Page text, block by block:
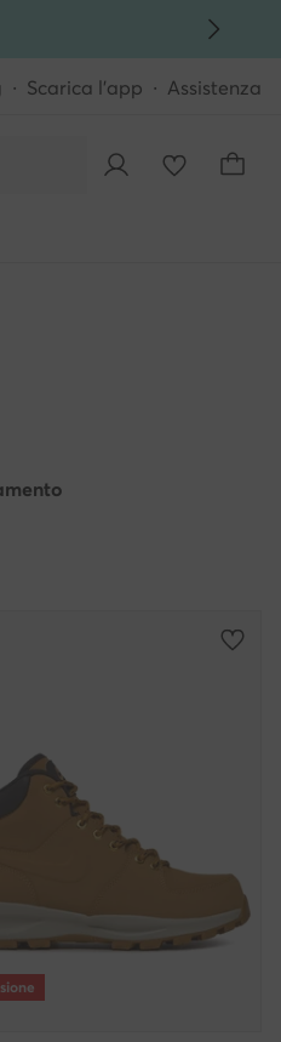
Scarica l'app Assistenza